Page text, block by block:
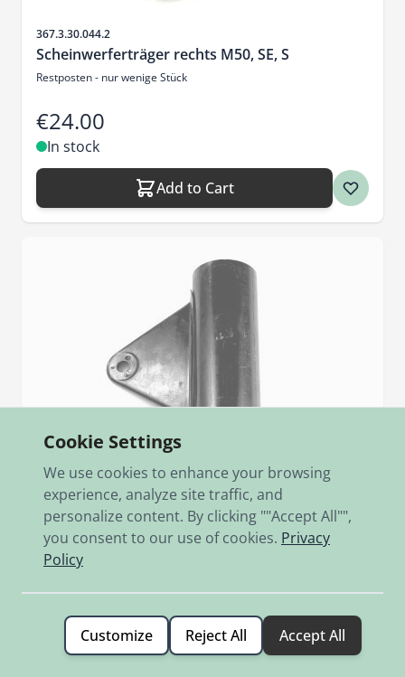
Sku
367.3.30.044.2
Scheinwerferträger rechts M50, SE, S
Restposten - nur wenige Stück
€24.00
In stock
Add to Cart
Scheinwerferträger links VZ, M50
VZ50V, VZ50-4, M50R; Restposten-nur wenige Stück
Cookie Settings
We use cookies to enhance your browsing
experience, analyze site traffic, and
personalize content. By clicking ""Accept All"",
you consent to our use of cookies. Privacy
Policy
Customize Reject All Accept All